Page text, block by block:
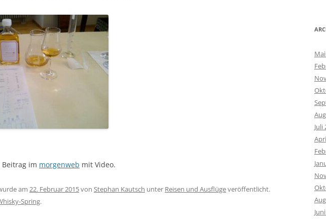
im mor­gen­web mit Video.
am 22. Februar 2015von Stephan Kautsch unter Reisen und Ausflügeveröffentlicht.
Spring.
Juli